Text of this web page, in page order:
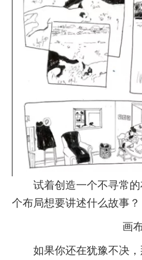
试着创造一个不寻常的
个布局想要讲述什么故事？
画布
如果你还在犹豫不决，